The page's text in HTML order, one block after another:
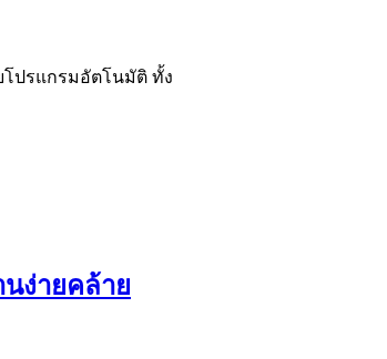
ยโปรแกรมอัตโนมัติ ทั้ง
นง่ายคล้าย